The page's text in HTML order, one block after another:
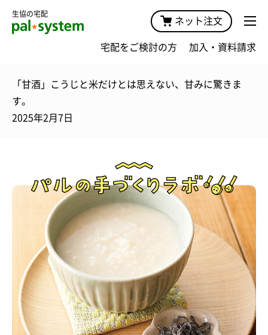
生協の宅配
ネット注文
宅配をご検討の方 加入・資料請求
「甘酒」こうじと米だけとは思えない、甘みに驚きま
す。
2025年2月7日